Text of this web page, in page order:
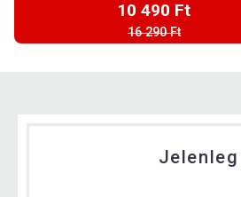
10 490 Ft
16 290 Ft
Jelenleg